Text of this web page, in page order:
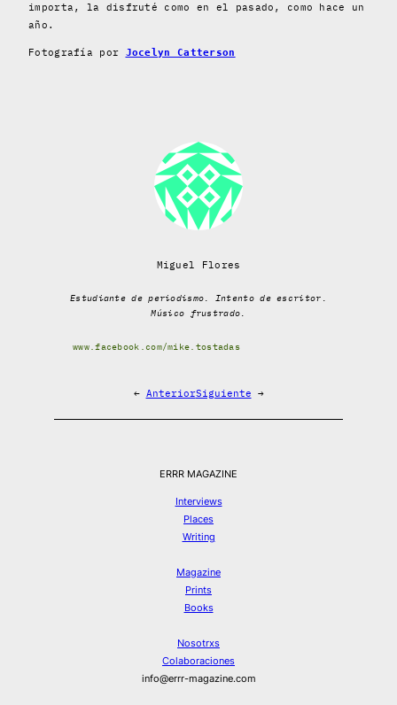
importa, la disfruté como en el pasado, como hace un
año.
Fotografía por Jocelyn Catterson
Miguel Flores
Estudiante de periodismo. Intento de escritor.
Músico frustrado.
www.facebook.com/mike.tostadas
← AnteriorSiguiente →
ERRR MAGAZINE
Interviews
Places
Writing
Magazine
Prints
Books
Nosotrxs
Colaboraciones
info@errr-magazine.com